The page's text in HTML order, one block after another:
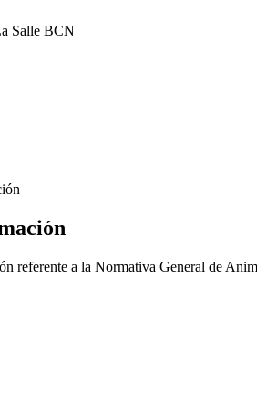
Salle BCN
referente a la Normativa General de